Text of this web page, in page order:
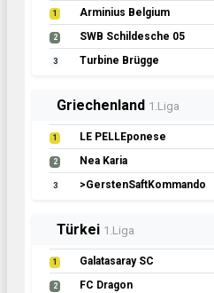
1 Arminius Belgium
2 SWB Schildesche 05
3 Turbine Brügge
Griechenland 1.Liga
1 LE PELLEponese
2 Nea Karia
3 >GerstenSaftKommando
Türkei 1.Liga
1 Galatasaray SC
2 FC Dragon